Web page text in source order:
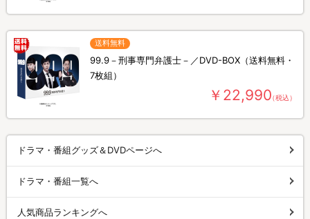
送料無料
99.9－刑事専門弁護士－／DVD-BOX（送料無料・
7枚組）
￥22,990（税込）
ドラマ・番組グッズ＆DVDページへ
ドラマ・番組一覧へ
人気商品ランキングへ